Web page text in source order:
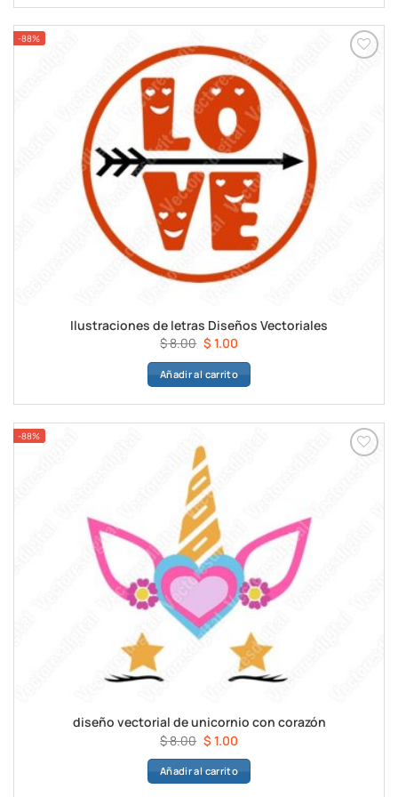
$ 8.00.$ 1.00.
-88%
Ilustraciones de letras Diseños Vectoriales
$8.00 El
precio
original
$ 8.00.
$ 1.00El
precio
actual
$ 1.00.
Añadir al carrito
-88%
diseño vectorial de unicornio con corazón
$8.00 El
precio
original
$ 1.00El
precio
actual
Añadir al carrito